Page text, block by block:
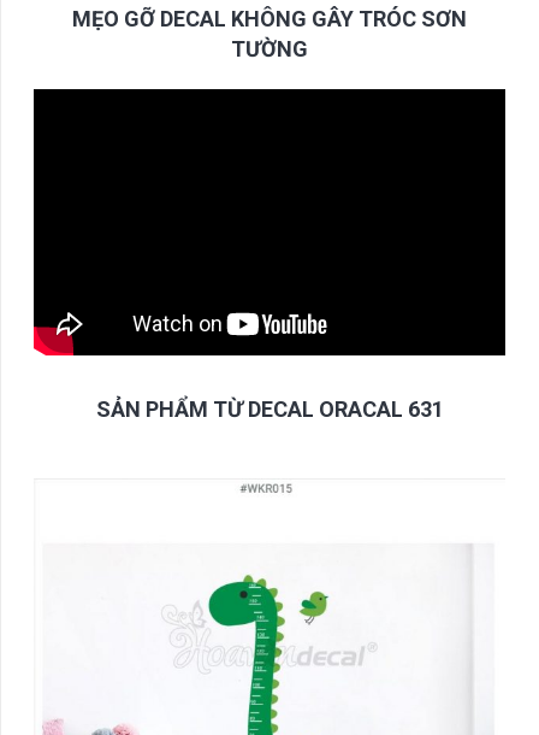
MẸO GỠ DECAL KHÔNG GÂY TRÓC SƠN
TƯỜNG
SẢN PHẨM TỪ DECAL ORACAL 631